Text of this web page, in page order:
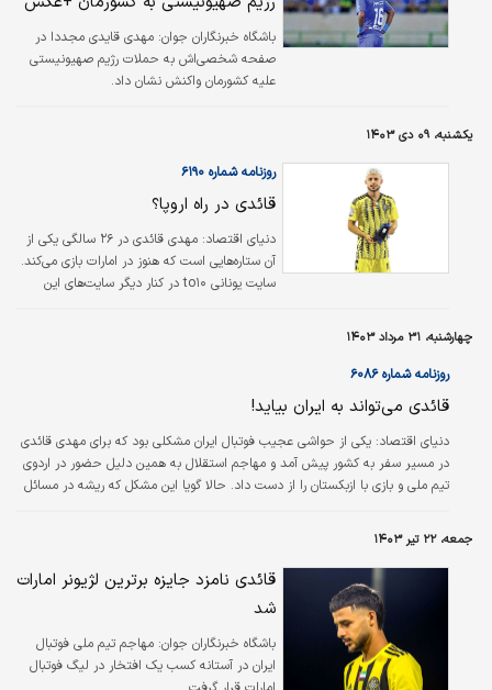
باشگاه خبرنگاران جوان: مهدی قایدی مجددا در
صفحه شخصی‌اش به حملات رژیم صهیونیستی
علیه کشورمان واکنش نشان داد.
یکشنبه، ۰۹ دی ۱۴۰۳
روزنامه شماره ۶۱۹۰
قائدی در راه اروپا؟
دنیای اقتصاد: مهدی قائدی در ۲۶ سالگی یکی از
آن ستاره‌هایی است که هنوز در امارات بازی می‌کند.
سایت یونانی to۱۰ در کنار دیگر سایت‌های این
قائدی به لیگ این کشور منتشر شده است. طارمی
مهاجم کنونی اینتر، در ۲۷ سالگی به فوتبال اروپا
رسید و پیراهن ریوآوه را به تن کرد و در ادامه…
چهارشنبه، ۳۱ مرداد ۱۴۰۳
روزنامه شماره ۶۰۸۶
قائدی می‌تواند به ایران بیاید!
دنیای اقتصاد: یکی از حواشی عجیب فوتبال ایران مشکلی بود که برای مهدی قائدی
در مسیر سفر به کشور پیش آمد و مهاجم استقلال به همین دلیل حضور در اردوی
تیم ملی و بازی با ازبکستان را از دست داد. حالا گویا این مشکل که ریشه در مسائل
ایرانی الاتحاد کلبا امارات به دلیل برخی مشکلات شخصی در آخرین اردوی تیم ملی
برای بازی با ازبکستان در ایران حضور نداشت. با پیگیری‌ها انجام‌شده، مشکل قائدی
برای حضور در ایران حل شده و در صورت دعوت به تیم…
جمعه، ۲۲ تیر ۱۴۰۳
قائدی نامزد جایزه برترین لژیونر امارات
شد
باشگاه خبرنگاران جوان: مهاجم تیم ملی فوتبال
ایران در آستانه کسب یک افتخار در لیگ فوتبال